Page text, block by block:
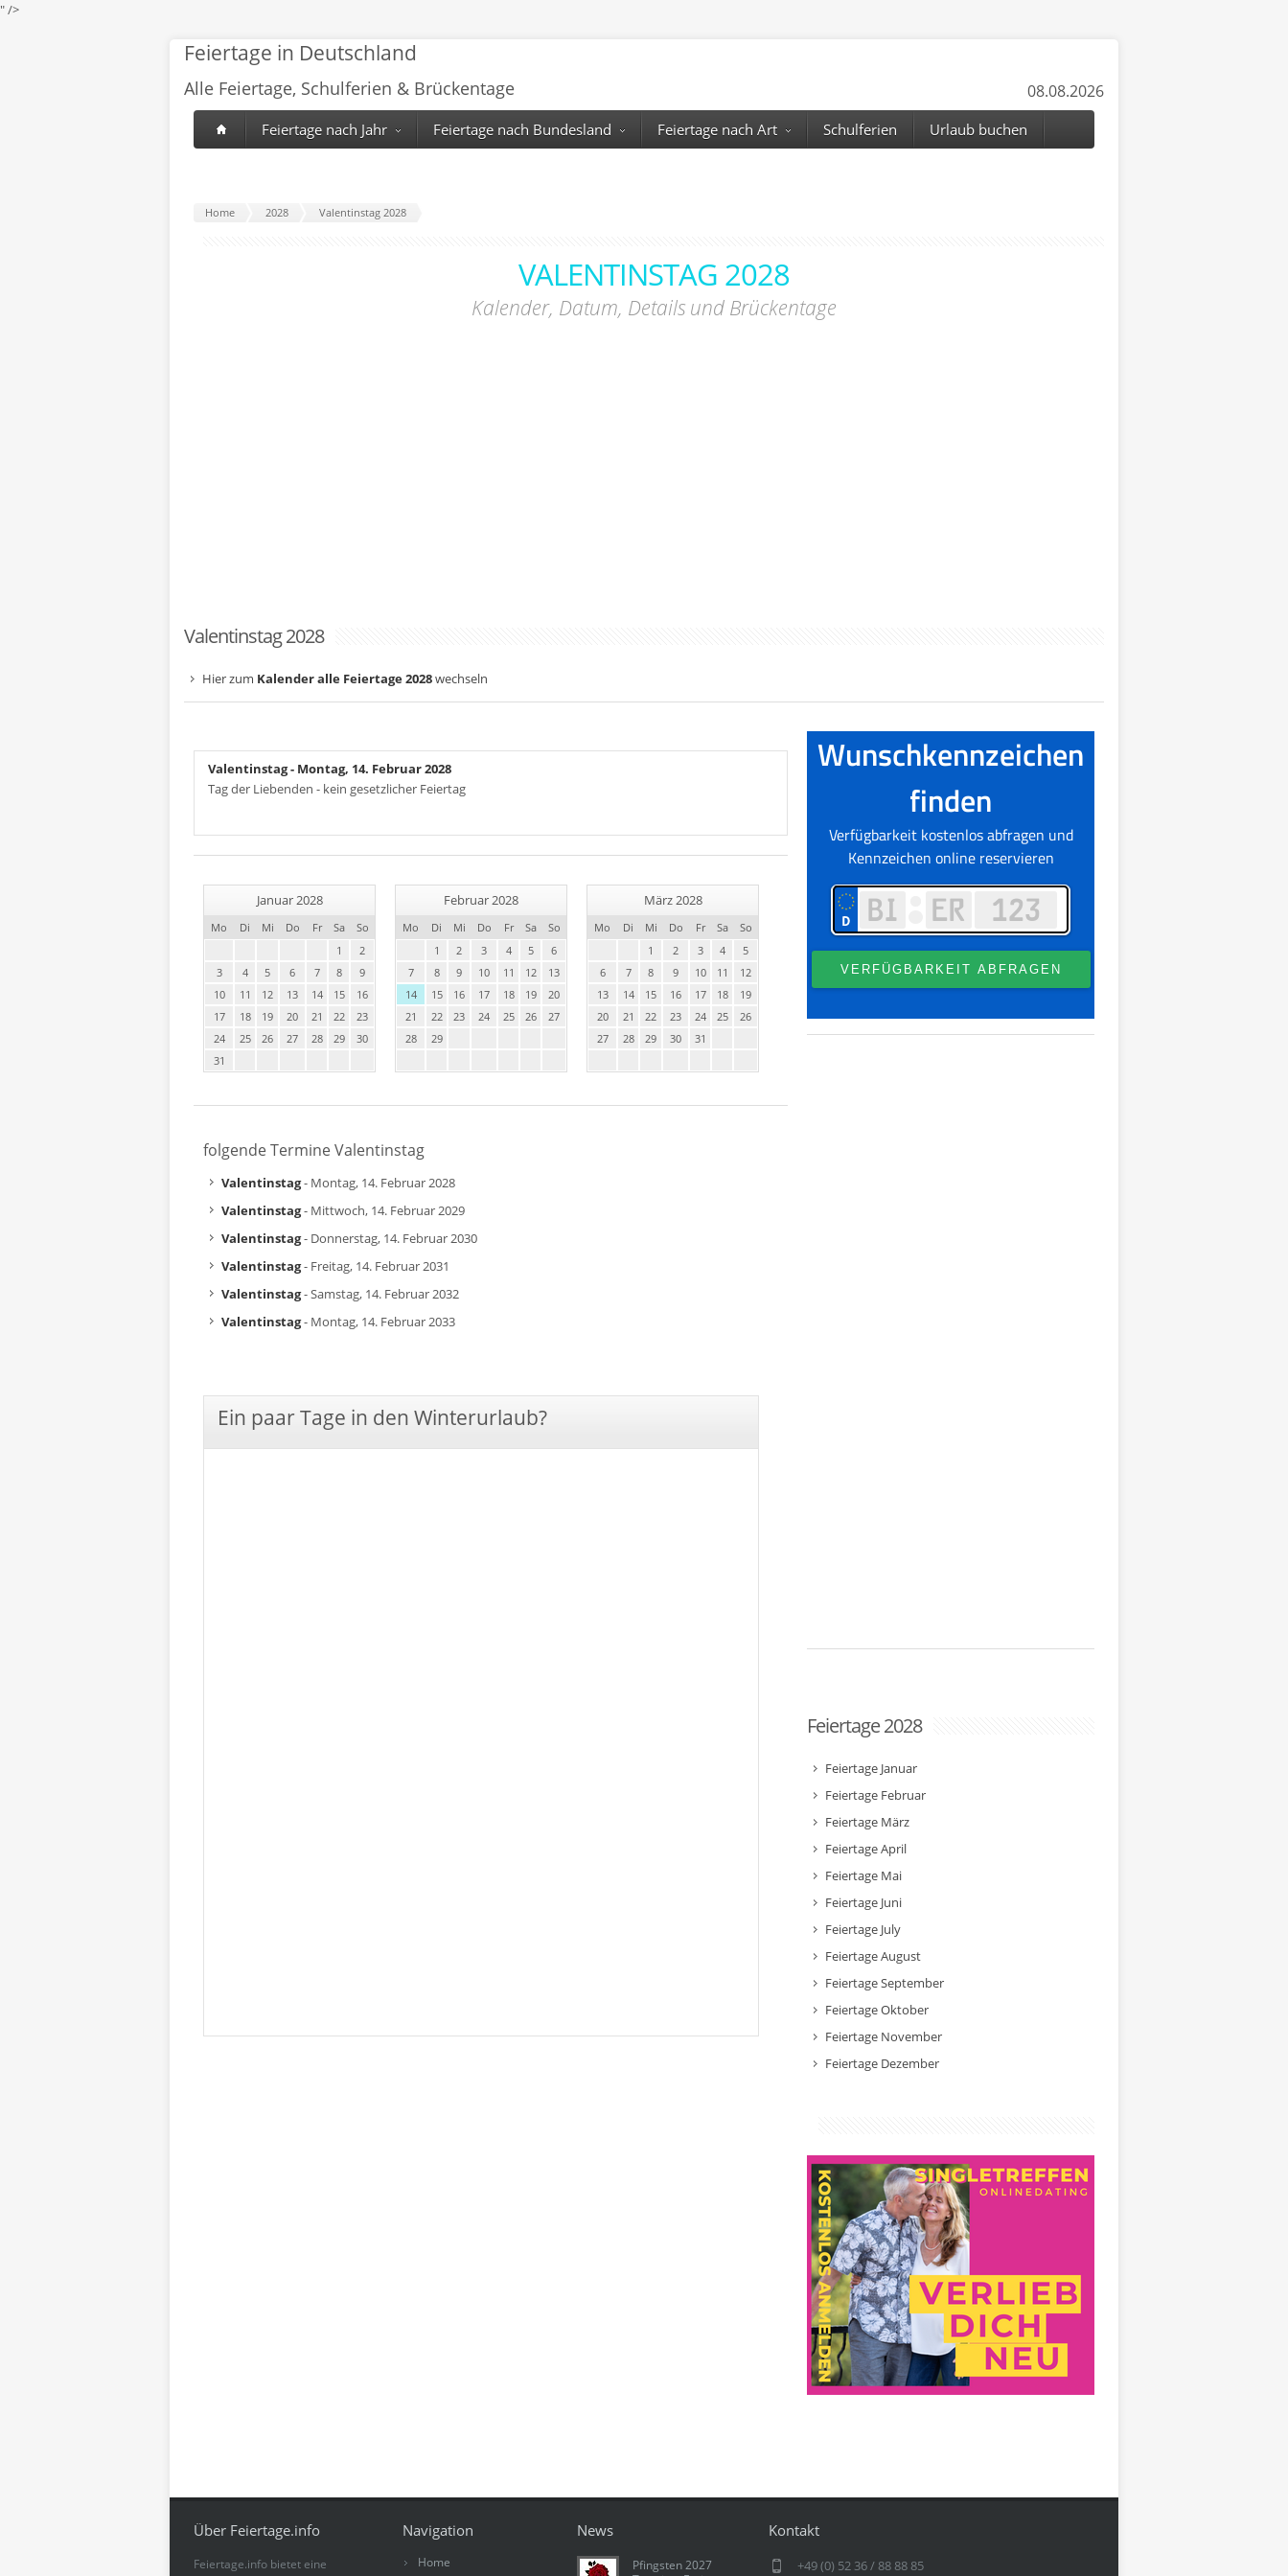
" />
Feiertage in Deutschland
Alle Feiertage, Schulferien & Brückentage 08.08.2026
Feiertage nach Jahr Feiertage nach Bundesland Feiertage nach Art Schulferien Urlaub buchen
Home 2028 Valentinstag 2028
VALENTINSTAG 2028
Kalender, Datum, Details und Brückentage
Valentinstag 2028
Hier zum Kalender alle Feiertage 2028wechseln
Valentinstag- Montag, 14. Februar 2028
Tag der Liebenden - kein gesetzlicher Feiertag
Januar 2028
Mo Di Mi Do Fr Sa
So
1
2
3
4 5 6 7 8
9
10
11 12 13 14 15
16
17
18 19 20 21 22
23
24
25 26 27 28 29
30
31
Februar 2028
Mo Di Mi Do Fr Sa
So
1
2 3 4 5
6
7
8 9 10 11 12
13
14
15 16 17 18 19
20
21
22 23 24 25 26
27
28
29
März 2028
Mo Di Mi Do Fr Sa
So
1
2 3 4
5
6
7 8 9 10 11
12
13
14 15 16 17 18
19
20
21 22 23 24 25
26
27
28 29 30 31
folgende Termine Valentinstag
Valentinstag- Montag, 14. Februar 2028
Valentinstag- Mittwoch, 14. Februar 2029
Valentinstag- Donnerstag, 14. Februar 2030
Valentinstag- Freitag, 14. Februar 2031
Valentinstag- Samstag, 14. Februar 2032
Valentinstag- Montag, 14. Februar 2033
Ein paar Tage in den Winterurlaub?
Feiertage 2028
Feiertage Januar
Feiertage Februar
Feiertage März
Feiertage April
Feiertage Mai
Feiertage Juni
Feiertage July
Feiertage August
Feiertage September
Feiertage Oktober
Feiertage November
Feiertage Dezember
Über Feiertage.info
Feiertage.info bietet eine
Navigation
Home
News
Pfingsten 2027
Kontakt
+49 (0) 52 36 / 88 88 85